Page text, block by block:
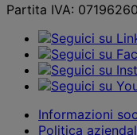
Partita IVA:
Informazioni
Politica